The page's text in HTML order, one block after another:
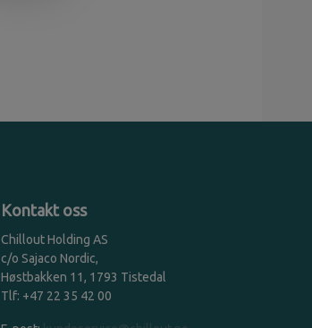
Kontakt oss
Chillout Holding AS
c/o Sajaco Nordic,
Høstbakken 11, 1793 Tistedal
Tlf: +47 22 35 42 00